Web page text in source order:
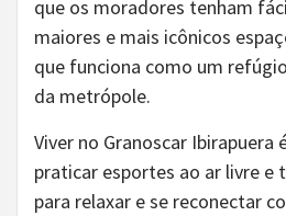
que os moradores tenham
maiores e mais icônicos
que funciona como um
da metrópole.
Viver no Granoscar Ibirapuera
praticar esportes ao ar livre e
para relaxar e se reconectar